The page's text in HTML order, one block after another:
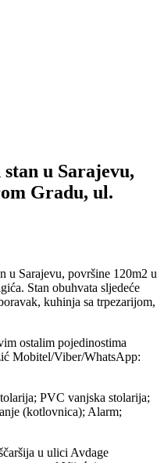
u Sarajevu,
Gradu, ul.
u Sarajevu, površine 120m2 u
Stan obuhvata sljedeće
kuhinja sa trpezarijom,
ostalim pojedinostima
Mobitel/Viber/WhatsApp:
PVC vanjska stolarija;
(kotlovnica); Alarm;
u ulici Avdage